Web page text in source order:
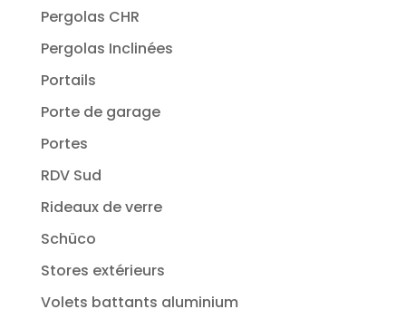
Pergolas CHR
Pergolas Inclinées
Portails
Porte de garage
Portes
RDV Sud
Rideaux de verre
Schüco
Stores extérieurs
Volets battants aluminium